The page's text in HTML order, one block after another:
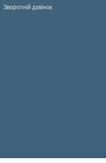
Зворотній дзвінок